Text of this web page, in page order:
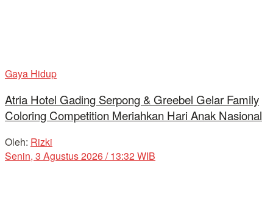
Gaya Hidup
Atria Hotel Gading Serpong & Greebel Gelar Family
Coloring Competition Meriahkan Hari Anak Nasional
Oleh: Rizki
Senin, 3 Agustus 2026 / 13:32 WIB